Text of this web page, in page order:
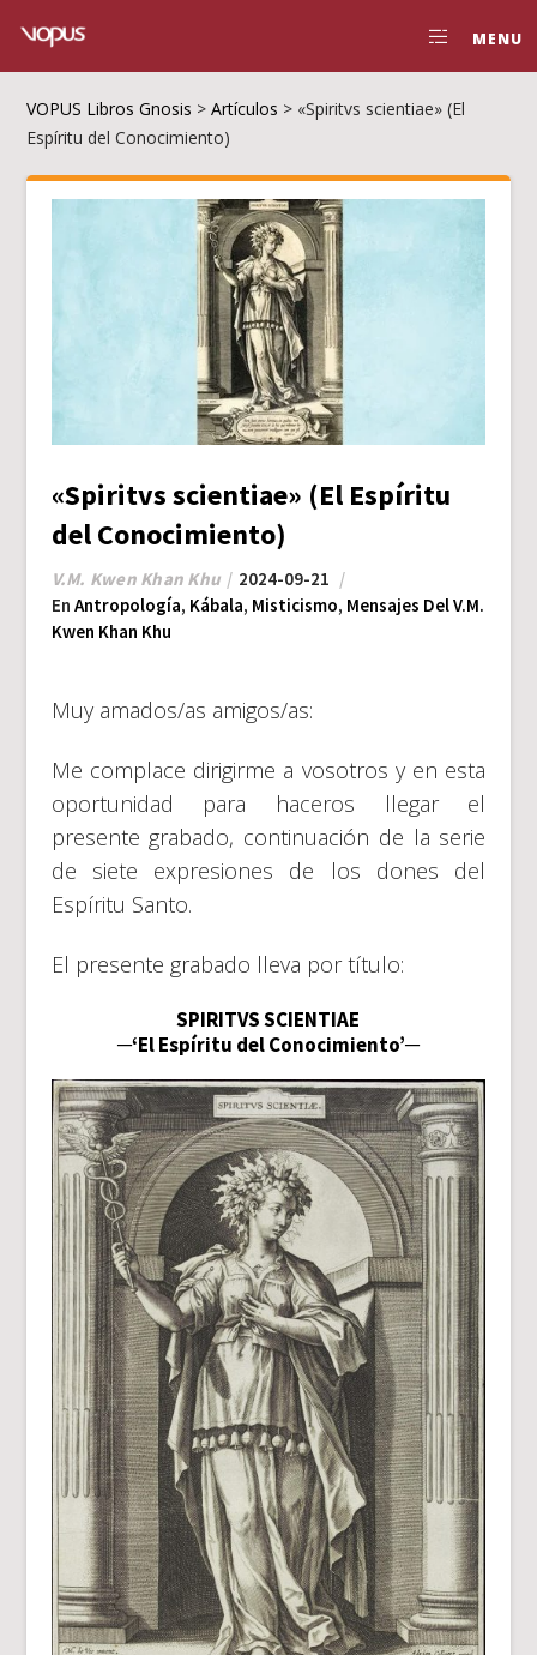
MENU
VOPUS Libros Gnosis >Artículos > «Spiritvs scientiae» (El
Espíritu del Conocimiento)
«Spiritvs scientiae» (El Espíritu
del Conocimiento)
V.M. Kwen Khan Khu
2024-09-21
En Antropología, Kábala, Misticismo, Mensajes Del V.M.
Kwen Khan Khu
Muy amados/as amigos/as:
Me complace dirigirme a vosotros y en esta
oportunidad para haceros llegar el
presente grabado, continuación de la serie
de siete expresiones de los dones del
Espíritu Santo.
El presente grabado lleva por título:
SPIRITVS SCIENTIAE
─‘El Espíritu del Conocimiento’─